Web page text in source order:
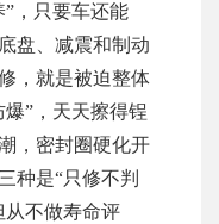
，只要车还能
盘、减震和制动
，就是被迫整体
”，天天擦得锃
，密封圈硬化开
种是“只修不判
从不做寿命评